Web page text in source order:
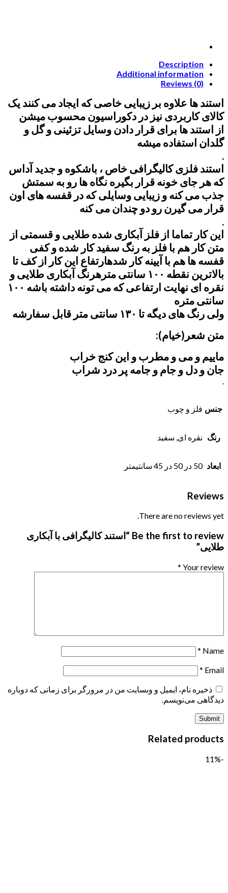
Description
Additional information
Reviews (0)
استند ها علاوه بر زیبایی خاصی که ایجاد می کنند یک
کالای کاربردی نیز در دکوراسیون محسوب میشن
از استند ها برای قرار دادن وسایل تزئینی و گل و
گلدان استفاده میشه
.
استند فلزی کالیگرافی خاص ، باشکوه و جدید آداس
که هر جای خونه قرار بگیره نگاه ها رو به سمتش
جذب می کنه و زیبایی وسایلی که در قفسه های اون
قرار می گیرن رو دو چندان می کنه
.
این کار تماما از فلز آبکاری شده طلایی و قسمتی از
متن کار هم با فلز به رنگ سفید کار شده و کفی
قفسه ها هم با آیینه کار شدهارتفاع این کار از کف تا
بالاترین نقطه ۱۰۰ سانتی متره
رنگ آبکاری طلایی و
نقره ای نهایت ارتفاعی که می تونه داشته باشه ۱۰۰
سانتی متره
ولی رنگ های دیگه تا ۱۳۰ سانتی متر قابل سفارشه
متن شعر(خیام):
ماییم و می و مطرب و این کنج خراب
جان و دل و جام و جامه پر درد شراب
.
جنس فلز و چوب
رنگ نقره ای, سفید
ابعاد 50 در 50 در 45 سانتیمتر
Reviews
There are no reviews yet.
Be the first to review “استند کالیگرافی با آبکاری
طلایی”
Your review
*
Name
*
Email
*
ذخیره نام، ایمیل و وبسایت من در مرورگر برای زمانی که دوباره
دیدگاهی می‌نویسم.
Related products
-11%